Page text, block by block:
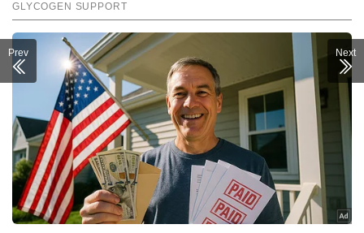
Prev Next